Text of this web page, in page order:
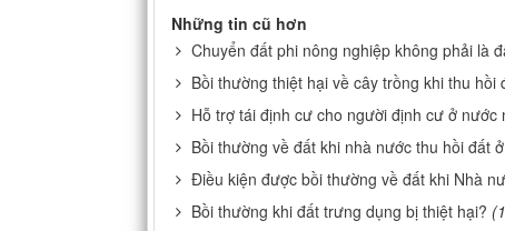
Những tin cũ hơn
Chuyển đất phi nông nghiệp không phải là
Bồi thường thiệt hại về cây trồng khi thu hồi
Hỗ trợ tái định cư cho người định cư ở nước
Bồi thường về đất khi nhà nước thu hồi đất
Điều kiện được bồi thường về đất khi Nhà
Bồi thường khi đất trưng dụng bị thiệt hại?